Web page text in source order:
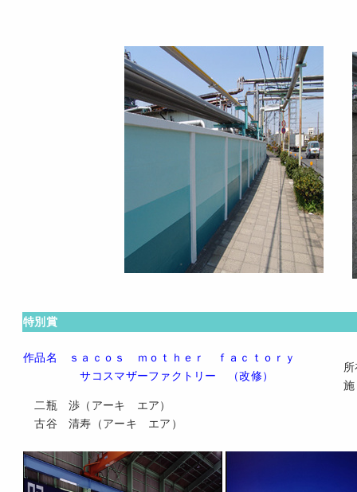
特別賞
作品名 ｓａｃｏｓ ｍｏｔｈｅｒ ｆａｃｔｏｒｙ
サコスマザーファクトリー （改修）
二瓶 渉（アーキ エア）
古谷 清寿（アーキ エア）